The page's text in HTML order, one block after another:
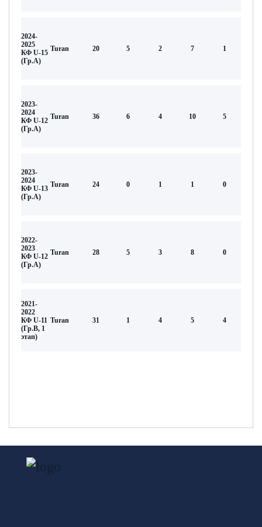
2024-
2025
КФ U-15
(Гр.А)
Turan 20 5 2 7 1
2023-
2024
КФ U-12
(Гр.А)
Turan 36 6 4 10 5
2023-
2024
КФ U-13
(Гр.А)
Turan 24 0 1 1 0
2022-
2023
КФ U-12
(Гр.А)
Turan 28 5 3 8 0
2021-
2022
КФ U-11
(Гр.В, 1
этап)
Turan 31 1 4 5 4